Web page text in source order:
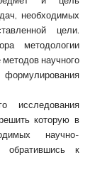
необходимых
цели.
методологии
методов научного
исследования
которую в
научно-
обратившись к